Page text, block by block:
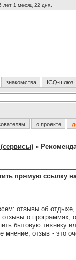
лет 1 месяц 22 дня.
знакомства ICQ-шлюз
о проекте
»
прямую ссылку
отзывы об отдыхе,
о программах,
бытовую технику
мнение, отзыв - это